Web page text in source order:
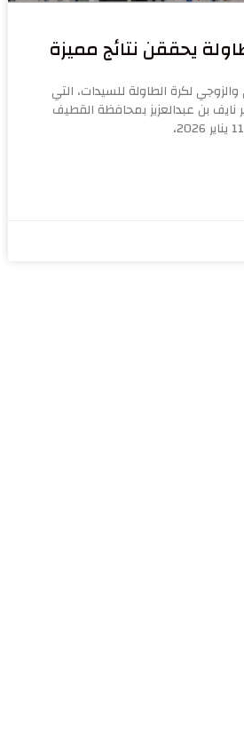
يحققن نتائج مميزة
لكرة الطاولة للسيدات، التي
بن عبدالعزيز بمحافظة القطيف